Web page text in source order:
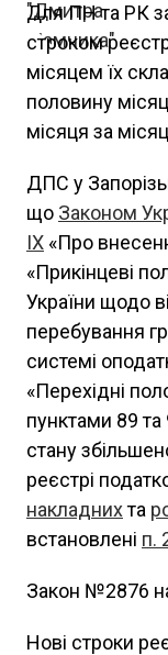
Для ПН та РК
строком
місяцем їх
половину
місяця за
ДПС у
що Законом
IX «Про
«Прикінцеві
України щодо
перебування
системі
«Перехідні
пунктами 89 та
стану
реєстрі
накладнихта
встановлені п.
Закон №2876
Нові строки